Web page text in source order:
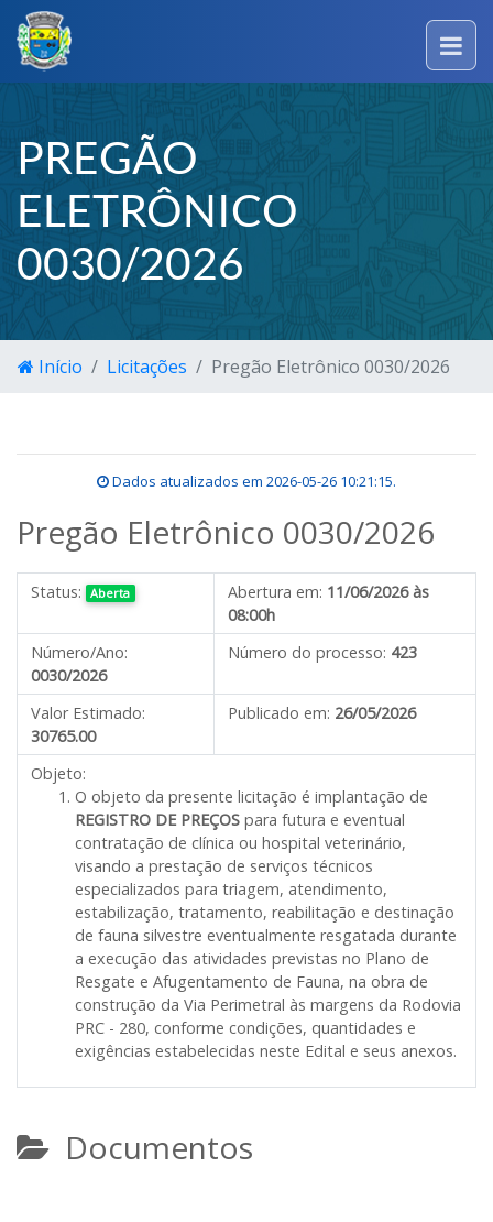
PREGÃO
ELETRÔNICO
0030/2026
Início Licitações Pregão Eletrônico 0030/2026
Dados atualizados em 2026-05-26 10:21:15.
Pregão Eletrônico 0030/2026
Status: Aberta Abertura em: 11/06/2026 às
08:00h
Número/Ano:
0030/2026
Número do processo: 423
Valor Estimado:
30765.00
Publicado em: 26/05/2026
Objeto:
O objeto da presente licitação é implantação de
REGISTRO DE PREÇOS para futura e eventual
contratação de clínica ou hospital veterinário,
visando a prestação de serviços técnicos
especializados para triagem, atendimento,
estabilização, tratamento, reabilitação e destinação
de fauna silvestre eventualmente resgatada durante
a execução das atividades previstas no Plano de
Resgate e Afugentamento de Fauna, na obra de
construção da Via Perimetral às margens da Rodovia
PRC - 280, conforme condições, quantidades e
exigências estabelecidas neste Edital e seus anexos.
Documentos